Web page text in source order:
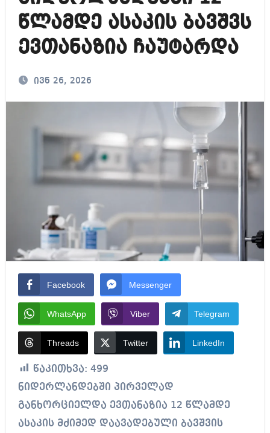
წლამდე ასაკის ბავშვს
ევთანაზია ჩაუტარდა
ივნ 26, 2026
Facebook Messenger
WhatsApp Viber Telegram
Threads Twitter LinkedIn
წაკითხვა: 499
ნიდერლანდებში პირველად
განხორციელდა ევთანაზია 12 წლამდე
ასაკის მძიმედ დაავადებული ბავშვის